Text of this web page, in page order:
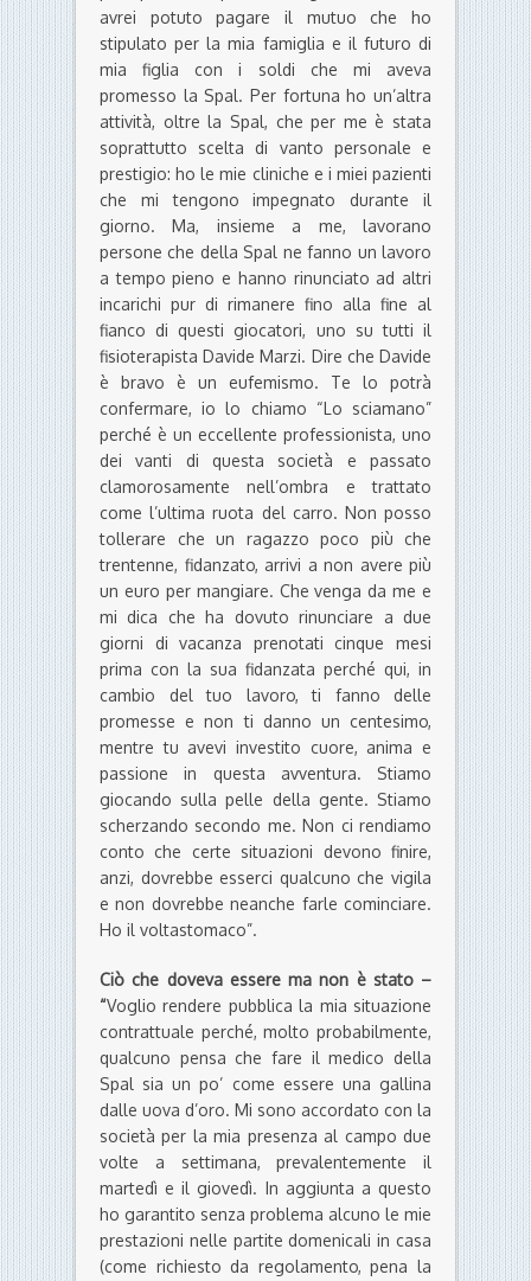
avrei potuto pagare il mutuo che ho
stipulato per la mia famiglia e il futuro di
mia figlia con i soldi che mi aveva
promesso la Spal. Per fortuna ho un’altra
attività, oltre la Spal, che per me è stata
soprattutto scelta di vanto personale e
prestigio: ho le mie cliniche e i miei pazienti
che mi tengono impegnato durante il
giorno. Ma, insieme a me, lavorano
persone che della Spal ne fanno un lavoro
a tempo pieno e hanno rinunciato ad altri
incarichi pur di rimanere fino alla fine al
fianco di questi giocatori, uno su tutti il
fisioterapista Davide Marzi. Dire che Davide
è bravo è un eufemismo. Te lo potrà
confermare, io lo chiamo “Lo sciamano”
perché è un eccellente professionista, uno
dei vanti di questa società e passato
clamorosamente nell’ombra e trattato
come l’ultima ruota del carro. Non posso
tollerare che un ragazzo poco più che
trentenne, fidanzato, arrivi a non avere più
un euro per mangiare. Che venga da me e
mi dica che ha dovuto rinunciare a due
giorni di vacanza prenotati cinque mesi
prima con la sua fidanzata perché qui, in
cambio del tuo lavoro, ti fanno delle
promesse e non ti danno un centesimo,
mentre tu avevi investito cuore, anima e
passione in questa avventura. Stiamo
giocando sulla pelle della gente. Stiamo
scherzando secondo me. Non ci rendiamo
conto che certe situazioni devono finire,
anzi, dovrebbe esserci qualcuno che vigila
e non dovrebbe neanche farle cominciare.
Ho il voltastomaco”.
Ciò che doveva essere ma non è stato –
“Voglio rendere pubblica la mia situazione
contrattuale perché, molto probabilmente,
qualcuno pensa che fare il medico della
Spal sia un po’ come essere una gallina
dalle uova d’oro. Mi sono accordato con la
società per la mia presenza al campo due
volte a settimana, prevalentemente il
martedì e il giovedì. In aggiunta a questo
ho garantito senza problema alcuno le mie
prestazioni nelle partite domenicali in casa
(come richiesto da regolamento, pena la